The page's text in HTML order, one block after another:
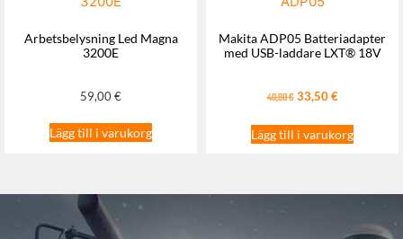
Arbetsbelysning Led Magna
3200E
59,00€
Lägg till i varukorg
Makita ADP05 Batteriadapter
med USB-laddare LXT® 18V
40,90€ 33,50€
Lägg till i varukorg